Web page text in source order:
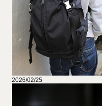
2026/02/25